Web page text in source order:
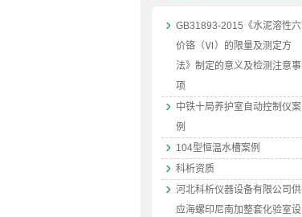
GB31893-2015《水泥溶性六
价铬（Ⅵ）的限量及测定方
法》制定的意义及检测注意事
项
中铁十局养护室自动控制仪案
例
104型恒温水槽案例
科析资质
河北科析仪器设备有限公司供
应海螺印尼南加整套化验室设